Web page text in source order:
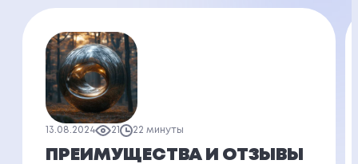
13.08.2024 21 22 минуты
ПРЕИМУЩЕСТВА И ОТЗЫВЫ